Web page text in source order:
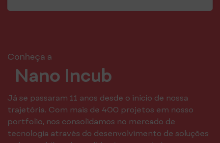
Conheça a
Nano Incub
Já se passaram 11 anos desde o início de nossa
trajetória. Com mais de 400 projetos em nosso
portfolio, nos consolidamos no mercado de
tecnologia através do desenvolvimento de soluções